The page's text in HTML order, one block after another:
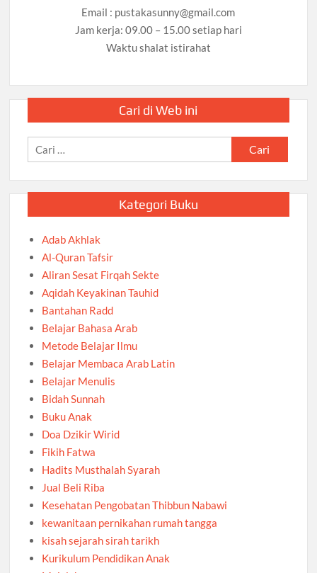
Email : pustakasunny@gmail.com
Jam kerja: 09.00 – 15.00 setiap hari
Waktu shalat istirahat
Cari di Web ini
Cari
untuk:
Kategori Buku
Adab Akhlak
Al-Quran Tafsir
Aliran Sesat Firqah Sekte
Aqidah Keyakinan Tauhid
Bantahan Radd
Belajar Bahasa Arab
Metode Belajar Ilmu
Belajar Membaca Arab Latin
Belajar Menulis
Bidah Sunnah
Buku Anak
Doa Dzikir Wirid
Fikih Fatwa
Hadits Musthalah Syarah
Jual Beli Riba
Kesehatan Pengobatan Thibbun Nabawi
kewanitaan pernikahan rumah tangga
kisah sejarah sirah tarikh
Kurikulum Pendidikan Anak